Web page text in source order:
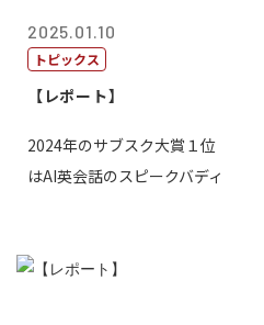
2025.01.10
トピックス
【レポート】
2024年のサブスク大賞１位
はAI英会話のスピークバディ